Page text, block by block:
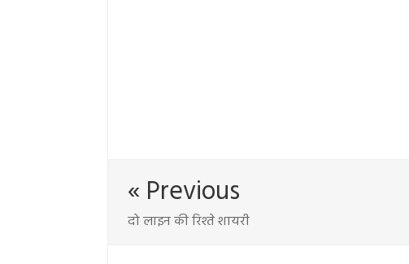
« Previous
दो लाइन की रिश्ते शायरी